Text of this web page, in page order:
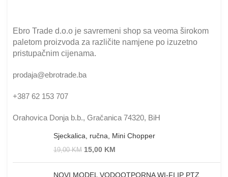
Ebro Trade d.o.o je savremeni shop sa veoma širokom
paletom proizvoda za različite namjene po izuzetno
pristupačnim cijenama.
prodaja@ebrotrade.ba
+387 62 153 707
Orahovica Donja b.b., Gračanica 74320, BiH
Sjeckalica, ručna, Mini Chopper
19,00KM 15,00 KM
NOVI MODEL VODOOTPORNA WI-FI IP PTZ